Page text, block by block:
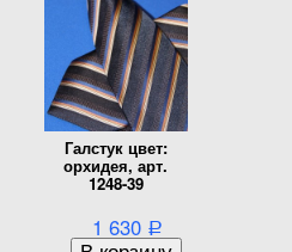
Галстук цвет:
орхидея, арт.
1248-39
1 630 Р